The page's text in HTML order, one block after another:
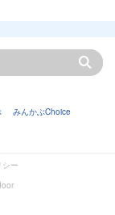
みんかぶChoice
シー